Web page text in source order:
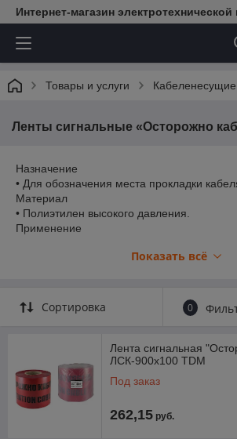
Интернет-магазин
Товары и услуги
Ленты сигнальные «Осторожно
Назначение
• Для обозначения места прокладки
Материал
• Полиэтилен высокого давления.
Применение
кабельных линий на напряжение до 20 кВ.
заменой используемых для этих целей
полимерно-песчаных плит.
• Повышенная прочность на
• Влагостойкость.
• Долговечность.
• Низкая цена.
• Быстрая укладка.
• Упаковка со стикером и штрихкодом
Показать всё
Сортировка 0
Лента сигнальная
ЛСК-900х100 TDM
Под заказ
262,15 руб.